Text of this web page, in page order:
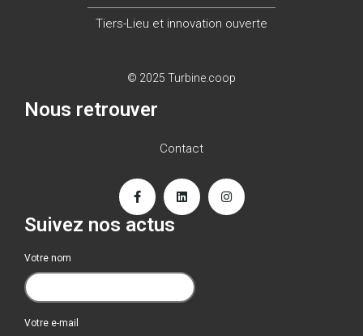
Tiers-Lieu et innovation ouverte
© 2025 Turbine.coop
Nous retrouver
Contact
Suivez nos actus
Votre nom
Votre e-mail